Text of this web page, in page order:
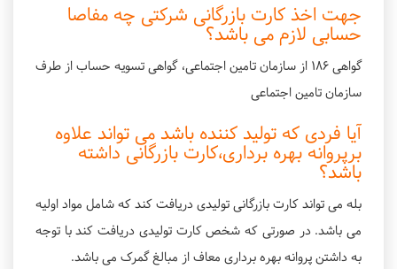
جهت اخذ کارت بازرگانی شرکتی چه مفاصا
حسابی لازم می باشد؟
گواهی 186 از سازمان تامین اجتماعی، گواهی تسویه حساب از طرف
سازمان تامین اجتماعی
آیا فردی که تولید کننده باشد می تواند علاوه
برپروانه بهره برداری،کارت بازرگانی داشته
باشد؟
بله می تواند کارت بازرگانی تولیدی دریافت کند که شامل مواد اولیه
می باشد. در صورتی که شخص کارت تولیدی دریافت کند با توجه
به داشتن پروانه بهره برداری معاف از مبالغ گمرک می باشد.